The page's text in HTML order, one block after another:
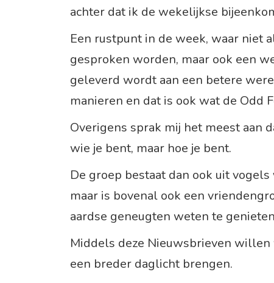
achter dat ik de wekelijkse
Een rustpunt in de week, waar niet
gesproken worden, maar ook een
geleverd wordt aan een betere
manieren en dat is ook wat de Odd
Overigens sprak mij het meest aan
wie je bent, maar hoe je bent.
De groep bestaat dan ook uit
maar is bovenal ook een
aardse geneugten weten te
Middels deze Nieuwsbrieven
een breder daglicht brengen.